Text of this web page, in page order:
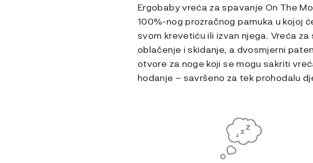
Ergobaby vreća za spavanje On The
100%-nog prozračnog pamuka u kojoj
svom krevetiću ili izvan njega. Vreća
oblačenje i skidanje, a dvosmjerni
otvore za noge koji se mogu sakriti
hodanje – savršeno za tek prohodalu